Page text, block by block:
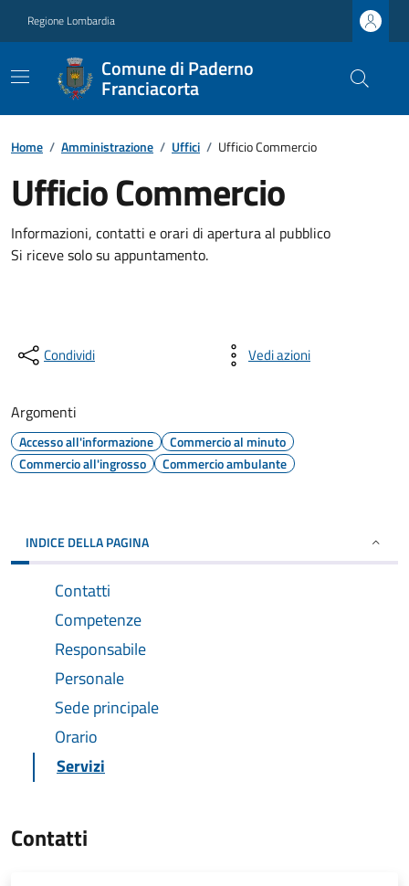
Regione Lombardia
Comune di Paderno
Franciacorta
Home / Amministrazione / Uffici / Ufficio Commercio
Ufficio Commercio
Informazioni, contatti e orari di apertura al pubblico
Si riceve solo su appuntamento.
Condividi Vedi azioni
Argomenti
Accesso all'informazione
Commercio al minuto
Commercio all'ingrosso
Commercio ambulante
INDICE DELLA PAGINA
Contatti
Competenze
Responsabile
Personale
Sede principale
Orario
Servizi
Contatti